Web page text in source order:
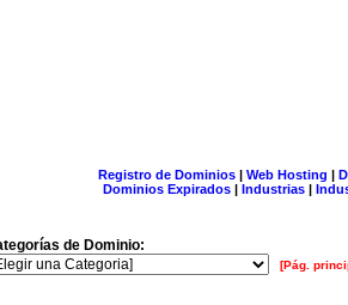
Registro de Dominios| Web Hosting |
Dominios Expirados | Industrias |
de Dominio:
[Pág.